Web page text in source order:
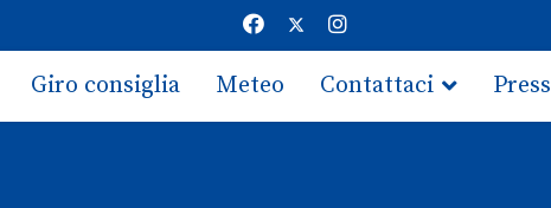
Giro consiglia Meteo Contattaci Press